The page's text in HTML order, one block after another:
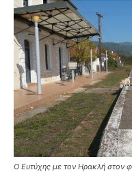
Ο Ευτύχης με τον Ηρακλή στον